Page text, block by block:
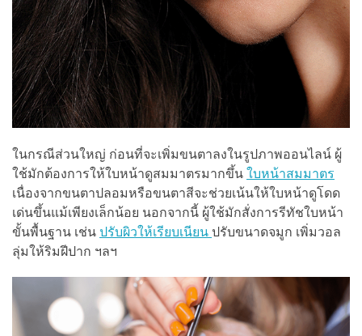
ในกรณีส่วนใหญ่ ก่อนที่จะเพิ่มขนตาลงในรูปภาพออนไลน์ ผู้
ใช้มักต้องการให้ใบหน้าดูสมมาตรมากขึ้นใบหน้าสมมาตร
เนื่องจากขนตาปลอมหรือขนตาสีจะช่วยเน้นให้ใบหน้าดูโดด
เด่นขึ้นแม้เพียงเล็กน้อย นอกจากนี้ ผู้ใช้มักสั่งการรีทัชใบหน้า
ขั้นพื้นฐาน เช่นปรับผิวให้เรียบเนียนปรับขนาดจมูก เพิ่มวอล
ลุ่มให้ริมฝีปาก ฯลฯ